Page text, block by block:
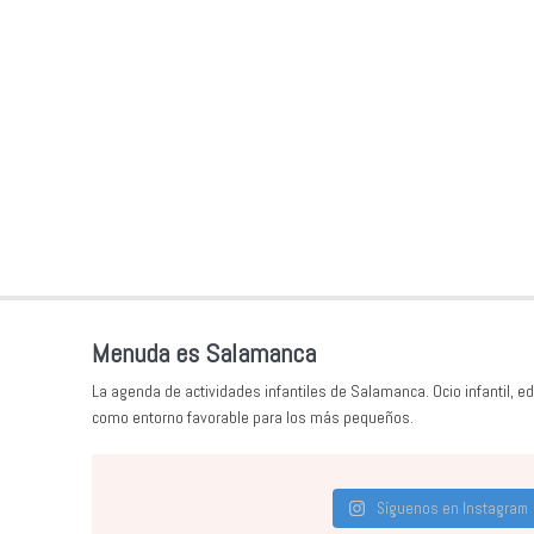
Menuda es Salamanca
La agenda de actividades infantiles de Salamanca. Ocio infantil,
como entorno favorable para los más pequeños.
Síguenos en Instagram